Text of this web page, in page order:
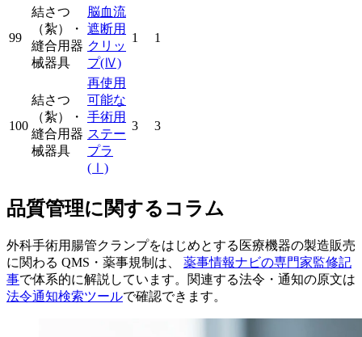
99
結さつ
（紮）・
縫合用器
械器具
脳血流
遮断用
クリッ
プ(Ⅳ)
1 1
100
結さつ
（紮）・
縫合用器
械器具
再使用
可能な
手術用
ステー
プラ
(Ⅰ)
3 3
品質管理に関するコラム
外科手術用腸管クランプをはじめとする医療機器の製造販売
に関わる QMS・薬事規制は、 薬事情報ナビの専門家監修記
事で体系的に解説しています。関連する法令・通知の原文は
法令通知検索ツールで確認できます。